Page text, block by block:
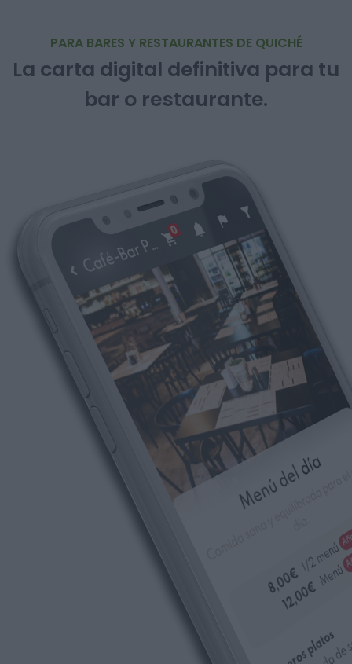
PARA BARES Y RESTAURANTES DE QUICHÉ
La carta digital definitiva para tu
bar o restaurante.